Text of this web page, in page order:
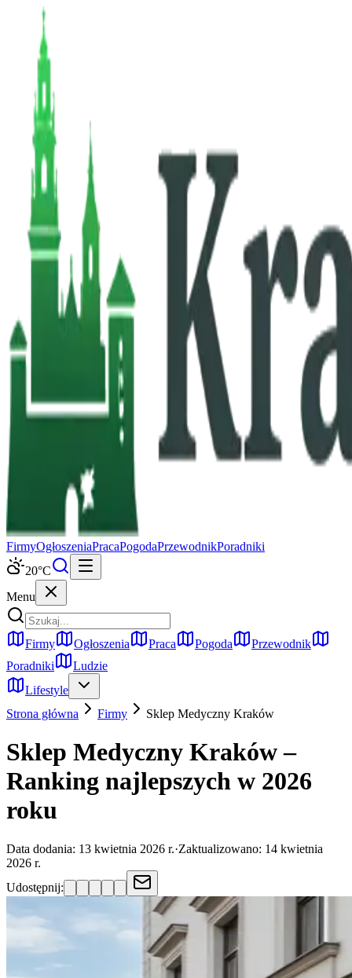
FirmyOgłoszeniaPracaPogodaPrzewodnikPoradniki
20°C
Menu
Firmy Ogłoszenia Praca Pogoda
Przewodnik
Poradniki
Ludzie
Lifestyle
Strona główna
Firmy Sklep Medyczny Kraków
Sklep Medyczny Kraków –
Ranking najlepszych w 2026
roku
Data dodania: 13 kwietnia 2026 r.·Zaktualizowano: 14 kwietnia
2026 r.
Udostępnij: